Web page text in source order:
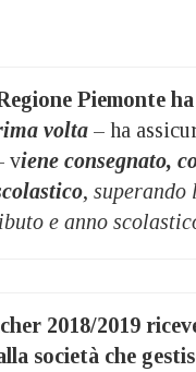
Piemonte
volta – ha
viene consegnato,
,
e anno
2018/2019
società che